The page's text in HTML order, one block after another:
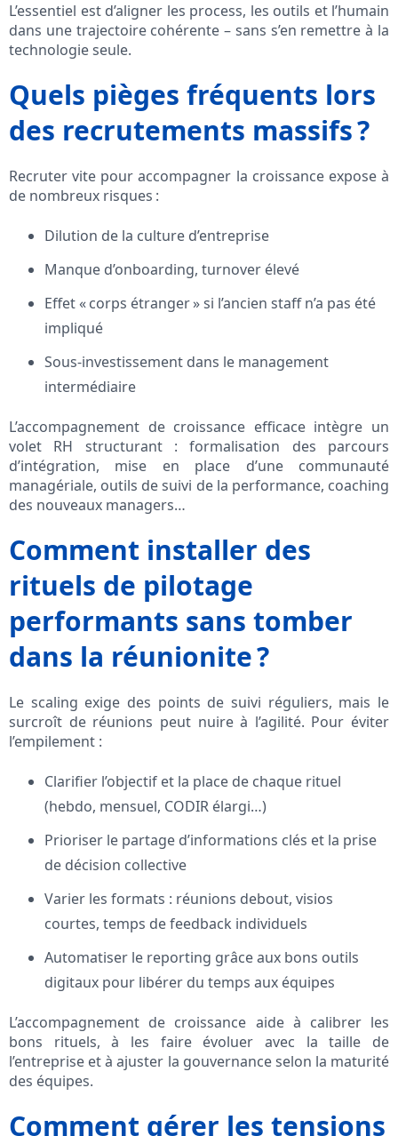
L’essentiel est d’aligner les process, les outils et l’humain
dans une trajectoire cohérente – sans s’en remettre à la
technologie seule.
Quels pièges fréquents lors
des recrutements massifs ?
Recruter vite pour accompagner la croissance expose à
de nombreux risques :
Dilution de la culture d’entreprise
Manque d’onboarding, turnover élevé
Effet « corps étranger » si l’ancien staff n’a pas été
impliqué
Sous-investissement dans le management
intermédiaire
L’accompagnement de croissance efficace intègre un
volet RH structurant : formalisation des parcours
d’intégration, mise en place d’une communauté
managériale, outils de suivi de la performance, coaching
des nouveaux managers…
Comment installer des
rituels de pilotage
performants sans tomber
dans la réunionite ?
Le scaling exige des points de suivi réguliers, mais le
surcroît de réunions peut nuire à l’agilité. Pour éviter
l’empilement :
Clarifier l’objectif et la place de chaque rituel
(hebdo, mensuel, CODIR élargi…)
Prioriser le partage d’informations clés et la prise
de décision collective
Varier les formats : réunions debout, visios
courtes, temps de feedback individuels
Automatiser le reporting grâce aux bons outils
digitaux pour libérer du temps aux équipes
L’accompagnement de croissance aide à calibrer les
bons rituels, à les faire évoluer avec la taille de
l’entreprise et à ajuster la gouvernance selon la maturité
des équipes.
Comment gérer les tensions